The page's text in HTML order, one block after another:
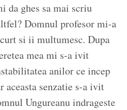
da ghes sa mai scriu
Domnul profesor mi-a
si ii multumesc. Dupa
mea mi s-a ivit
anilor ce incep
aceasta senzatie s-a ivit
Ungureanu indrageste